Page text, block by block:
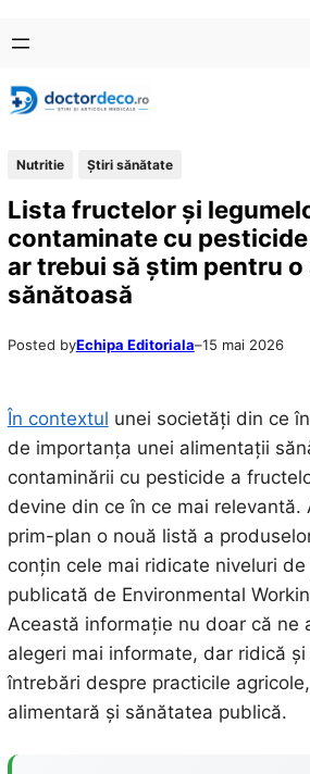
conținut
content
Nutritie Ştiri sănătate
Lista fructelor și
contaminate cu
ar trebui să știm pentru
sănătoasă
Posted byEchipa Editoriala–15 mai 2026
În contextul unei societăți din ce
de importanța unei alimentații
contaminării cu pesticide a
devine din ce în ce mai relevantă.
prim-plan o nouă listă a
conțin cele mai ridicate niveluri
publicată de Environmental
Această informație nu doar că ne
alegeri mai informate, dar ridică și
întrebări despre practicile
alimentară și sănătatea publică.